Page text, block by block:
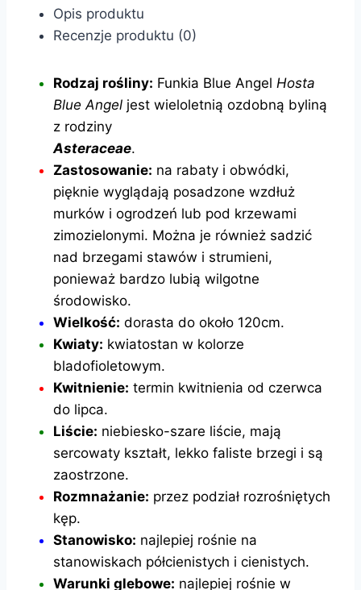
Opis produktu
Recenzje produktu (0)
Rodzaj rośliny: Funkia Blue Angel Hosta
Blue Angel jest wieloletnią ozdobną byliną
z rodziny
Asteraceae.
Zastosowanie: na rabaty i obwódki,
pięknie wyglądają posadzone wzdłuż
murków i ogrodzeń lub pod krzewami
zimozielonymi. Można je również sadzić
nad brzegami stawów i strumieni,
ponieważ bardzo lubią wilgotne
środowisko.
Wielkość: dorasta do około 120cm.
Kwiaty: kwiatostan w kolorze
bladofioletowym.
Kwitnienie: termin kwitnienia od czerwca
do lipca.
Liście: niebiesko-szare liście, mają
sercowaty kształt, lekko faliste brzegi i są
zaostrzone.
Rozmnażanie: przez podział rozrośniętych
kęp.
Stanowisko: najlepiej rośnie na
stanowiskach półcienistych i cienistych.
Warunki glebowe: najlepiej rośnie w